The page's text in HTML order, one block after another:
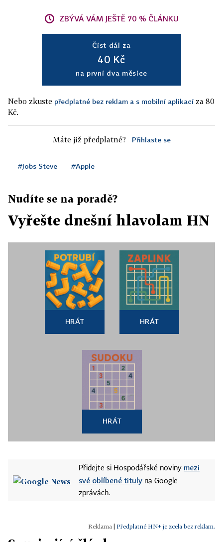
ZBÝVÁ VÁM JEŠTĚ 70 % ČLÁNKU
Číst dál za
40 Kč
na první dva měsíce
Nebo zkuste předplatné bez reklam a s mobilní aplikací za 80
Kč.
Máte již předplatné? Přihlaste se
#Jobs Steve #Apple
Nudíte se na poradě?
Vyřešte dnešní hlavolam HN
HRÁT HRÁT
HRÁT
Přidejte si Hospodářské noviny mezi
své oblíbené tituly na Google
zprávách.
Předplatné HN+ je zcela bez reklam.